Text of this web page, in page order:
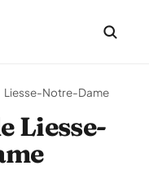
Liesse-Notre-Dame
Liesse-